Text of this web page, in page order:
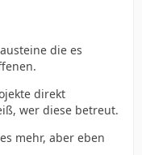
die es
direkt
wer diese betreut.
mehr, aber eben